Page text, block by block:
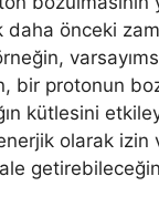
daha önceki
bir protonun
kütlesini
olarak izin